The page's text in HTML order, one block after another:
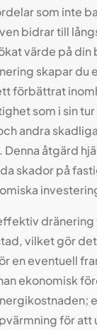
som inte
bidrar till
värde på din
skapar du
förbättrat
som i sin
andra skadliga
åtgärd
skador på
dränering
vilket gör
en eventuell
ekonomisk
för att